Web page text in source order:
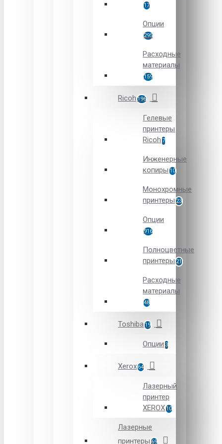
17
Опции
295
Расходные
материалы
159
Ricoh 196
Гелевые
принтеры
Ricoh 7
Инженерные
копиры 10
Монохромные
принтеры 23
Опции
916
Полноцветные
принтеры 21
Расходные
материалы
48
Toshiba19
Опции 3
Xerox64
Лазерный
принтер
XEROX10
Лазерные
принтеры 69